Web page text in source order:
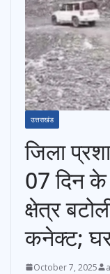
उत्तराखंड
जिला
07 दिन
क्षेत्र
कनेक्ट;
October 7, 2025